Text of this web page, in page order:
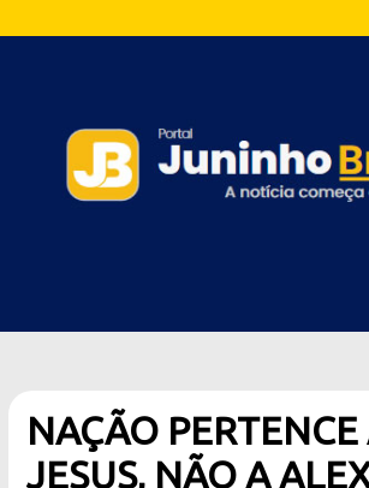
NAÇÃO PERTENCE
JESUS, NÃO A